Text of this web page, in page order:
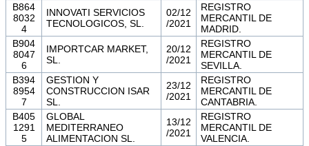
B864
8032
4
INNOVATI SERVICIOS
TECNOLOGICOS, SL.
02/12
/2021
REGISTRO
MERCANTIL DE
MADRID.
B904
8047
6
IMPORTCAR MARKET,
SL.
20/12
/2021
REGISTRO
MERCANTIL DE
SEVILLA.
B394
8954
7
GESTION Y
CONSTRUCCION ISAR
SL.
23/12
/2021
REGISTRO
MERCANTIL DE
CANTABRIA.
B405
1291
5
GLOBAL
MEDITERRANEO
ALIMENTACION SL.
13/12
/2021
REGISTRO
MERCANTIL DE
VALENCIA.